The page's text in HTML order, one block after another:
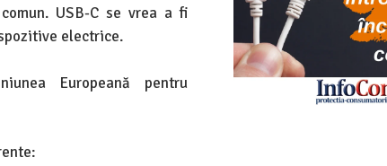
USB-C se vrea a fi
electrice.
Europeană pentru